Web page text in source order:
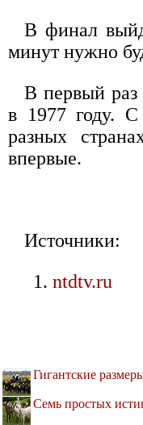
В финал
минут нужно
В первый раз
в 1977 году. С
разных
впервые.
Источники:
ntdtv.ru
Гигантские
Семь простых